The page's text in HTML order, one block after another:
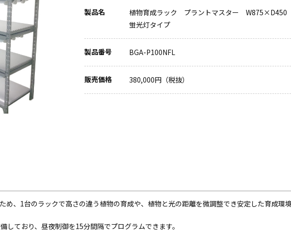
製品名
植物育成ラック プラントマスター
蛍光灯タイプ
製品番号 BGA-P100NFL
販売価格 380,000円（税抜）
め、1台のラックで高さの違う植物の育成や、植物と光の距離を微調整でき安定した育成環
ており、昼夜制御を15分間隔でプログラムできます。